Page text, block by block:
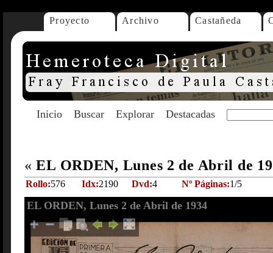
Proyecto Archivo Castañeda
Inicio Buscar Explorar Destacadas
« EL ORDEN, Lunes 2 de Abril de
Rollo:576 Idx:2190 Dvd:4 Nº Páginas:1/5
EL ORDEN, Lunes 2 de Abril de 1934